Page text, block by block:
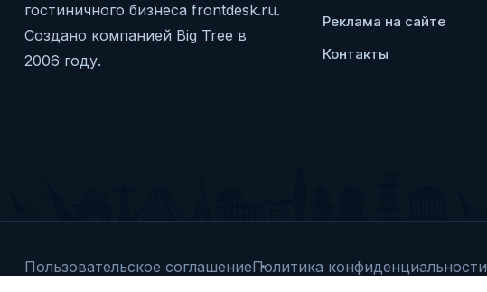
гостиничного бизнеса frontdesk.ru.
Создано компанией Big Tree в
2006 году.
Реклама на сайте
Контакты
Пользовательское соглашениеПолитика конфиденциальности